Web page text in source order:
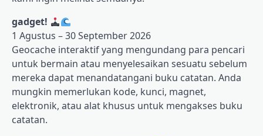
gadget!
1 Agustus – 30 September 2026
Geocache interaktif yang mengundang para pencari
untuk bermain atau menyelesaikan sesuatu sebelum
mereka dapat menandatangani buku catatan. Anda
mungkin memerlukan kode, kunci, magnet,
elektronik, atau alat khusus untuk mengakses buku
catatan.